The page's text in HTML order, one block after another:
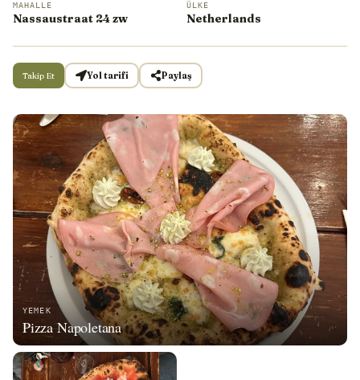
YEMEK
Pizza Napoletana
MAHALLE
Nassaustraat 24 zw
ÜLKE
Netherlands
Takip Et Yol tarifi Paylaş